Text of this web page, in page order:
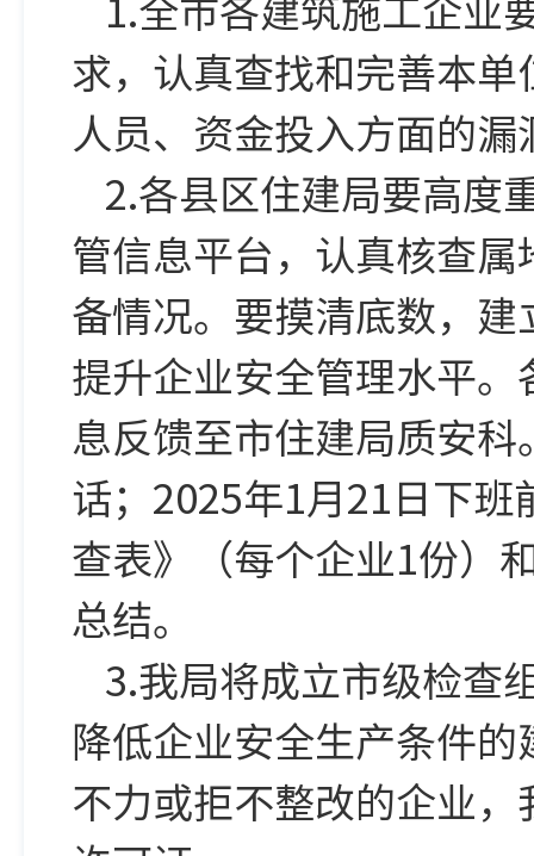
求，认真查找和完善本
人员、资金投入方面的
2.各县区住建局要高度
管信息平台，认真核查
备情况。要摸清底数，
提升企业安全管理水平
息反馈至市住建局质安
话；2025年1月21日下
查表》（每个企业1份）
总结。
3.我局将成立市级检查
降低企业安全生产条件
不力或拒不整改的企业